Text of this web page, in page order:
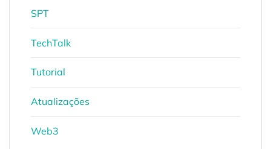
SPT
TechTalk
Tutorial
Atualizações
Web3